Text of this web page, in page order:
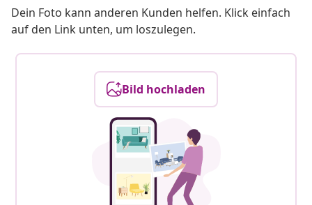
Dein Foto kann anderen Kunden helfen. Klick einfach
auf den Link unten, um loszulegen.
Bild hochladen